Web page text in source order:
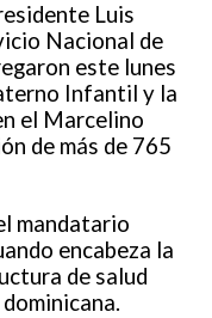
Luis
Nacional de
este lunes
Infantil y la
el Marcelino
de más de 765
mandatario
encabeza la
de salud